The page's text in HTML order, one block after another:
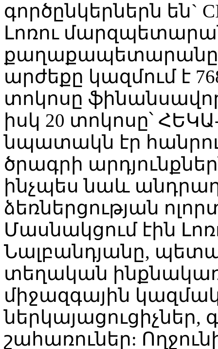
գործընկերներն են`
Լոռու
քաղաքապետարանը:
արժեքը կազմում է
տոկոսը
իսկ 20 տոկոսը՝
նպատակն էր
ծրագրի
ինչպես նաև
ձեռներցության
Մասնակցում էին
Նալբանդյանը,
տեղական
միջազգային
ներկայացուցիչներ,
շահառուներ: